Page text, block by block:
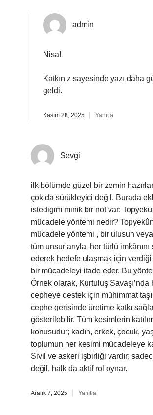
admin
Nisa!
Katkınız sayesinde yazı daha
geldi.
Kasım 28, 2025 Yanıtla
Sevgi
ilk bölümde güzel bir zemin
çok da sürükleyici değil. Burada
istediğim minik bir not var:
mücadele yöntemi nedir? Topyekûn
mücadele yöntemi , bir ulusun
tüm unsurlarıyla, her türlü imkânını
ederek hedefe ulaşmak için verdiği
bir mücadeleyi ifade eder. Bu
Örnek olarak, Kurtuluş Savaşı’nda
cepheye destek için mühimmat
cephe gerisinde üretime katkı
gösterilebilir. Tüm kesimlerin
konusudur; kadın, erkek, çocuk,
toplumun her kesimi mücadeleye
Sivil ve askeri işbirliği vardır;
değil, halk da aktif rol oynar.
Aralık 7, 2025 Yanıtla